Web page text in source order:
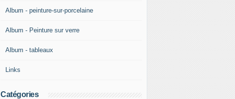
Album - peinture-sur-porcelaine
Album - Peinture sur verre
Album - tableaux
Links
Catégories